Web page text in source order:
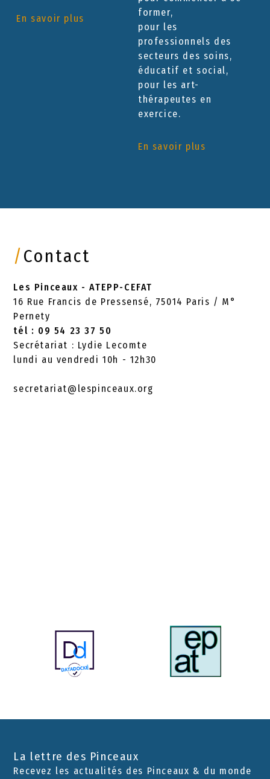
En savoir plus
former,
pour les
professionnels des
secteurs des soins,
éducatif et social,
pour les art-
thérapeutes en
exercice.
En savoir plus
/Contact
Les Pinceaux - ATEPP-CEFAT
16 Rue Francis de Pressensé, 75014 Paris / M°
Pernety
tél : 09 54 23 37 50
Secrétariat : Lydie Lecomte
lundi au vendredi 10h - 12h30
secretariat@lespinceaux.org
La lettre des Pinceaux
Recevez les actualités des Pinceaux & du monde